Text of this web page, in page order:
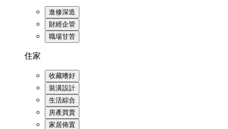
進修深造
財經企管
職場甘苦
住家
收藏嗜好
裝潢設計
生活綜合
房產買賣
家居佈置